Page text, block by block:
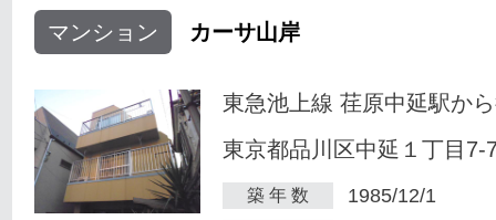
マンション カーサ山岸
東急池上線 荏原中延駅か
東京都品川区中延１丁目7-
築 年 数 1985/12/1